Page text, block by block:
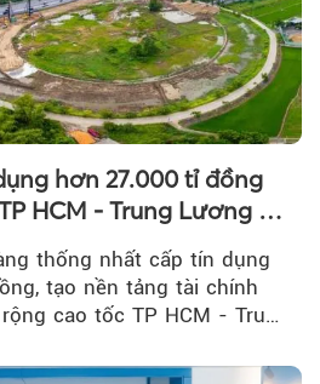
hơn 27.000 tỉ đồng
HCM - Trung Lương -
thống nhất cấp tín dụng
tạo nền tảng tài chính
cao tốc TP HCM - Trung
bằng sông Cửu Long.